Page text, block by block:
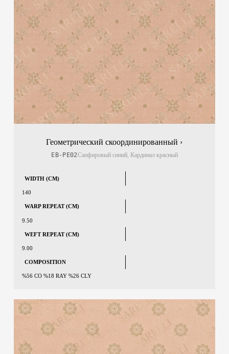
Геометрический скоординированный ›
EB-PE02Сапфировый синий, Кардинал красный
WIDTH (CM)
140
WARP REPEAT (CM)
9.50
WEFT REPEAT (CM)
9.00
COMPOSITION
%56 CO %18 RAY %26 CLY